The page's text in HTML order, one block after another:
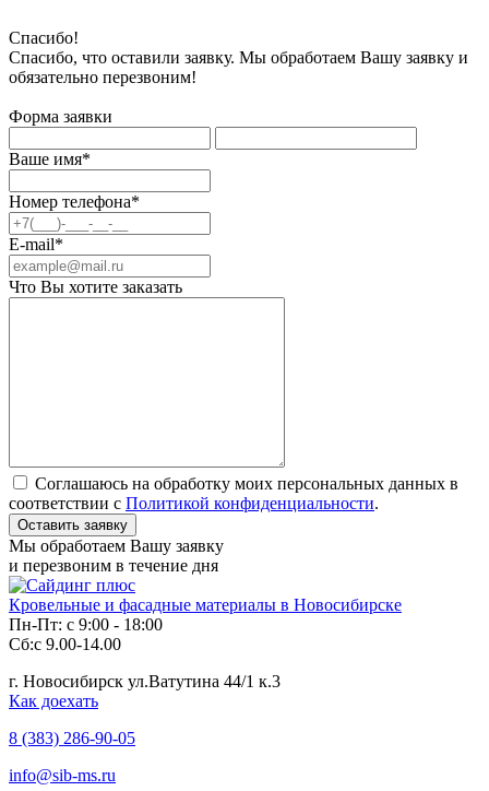
Спасибо!
Спасибо, что оставили заявку. Мы обработаем Вашу заявку и
обязательно перезвоним!
Форма заявки
Ваше имя*
Номер телефона*
E-mail*
Что Вы хотите заказать
Соглашаюсь на обработку моих персональных данных в
соответствии с Политикой конфиденциальности.
Мы обработаем Вашу заявку
и перезвоним в течение дня
Кровельные и фасадные материалы в Новосибирске
Пн-Пт: с 9:00 - 18:00
Сб:с 9.00-14.00
г. Новосибирск ул.Ватутина 44/1 к.3
Как доехать
8 (383) 286-90-05
info@sib-ms.ru